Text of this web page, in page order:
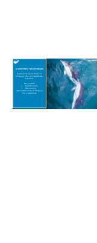
Η ΟΙΚΟΓΕΝΕΙΑ ΤΩΝ ΚΗΤΟΕΙΔΩΝ
Οι φάλαινες και τα δελφίνια
ανήκουν στην οικογένεια των
κητοειδών.
Δύο ομάδες:
➢ Μυστακοκήτη
➢ Οδοντοκήτη -
περιλαμβάνονται τα δελφίνια
και οι φώκαινες.